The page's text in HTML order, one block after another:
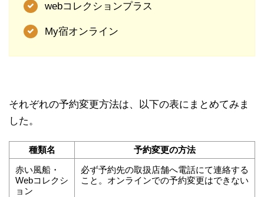
webコレクションプラス
My宿オンライン
それぞれの予約変更方法は、以下の表にまとめてみま
した。
種類名
予約変更の方法
赤い風船・
Webコレクシ
ョン
必ず予約先の取扱店舗へ電話にて連絡する
こと。オンラインでの予約変更はできない